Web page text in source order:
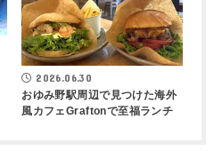
2026.06.30
おゆみ野駅周辺で見つけた海外
風カフェGraftonで至福ランチ